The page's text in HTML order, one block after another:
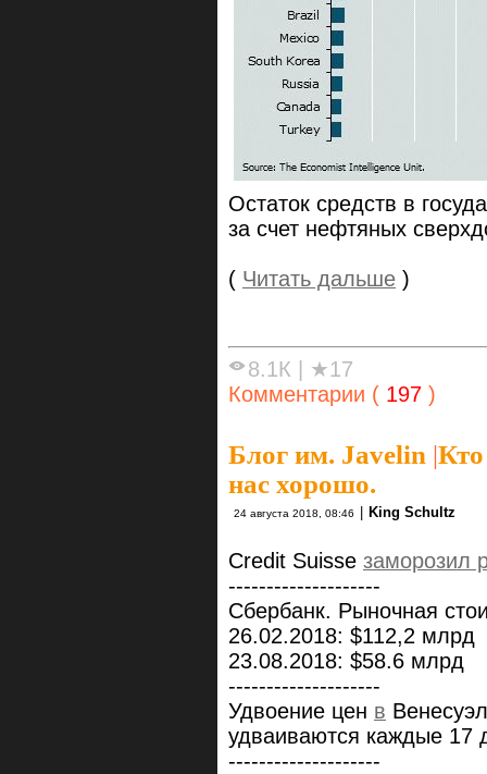
Остаток средств в
за счет нефтяных
( Читать дальше )
8.1К
★17
Комментарии ( 197 )
Блог им. Javelin |Кто
нас хорошо.
24 августа 2018, 08:46 King Schultz
Credit Suisse заморозил
--------------------
Сбербанк. Рыночная
26.02.2018: $112,2 млрд
23.08.2018: $58.6 млрд
--------------------
Удвоение цен в
удваиваются каждые 17
--------------------